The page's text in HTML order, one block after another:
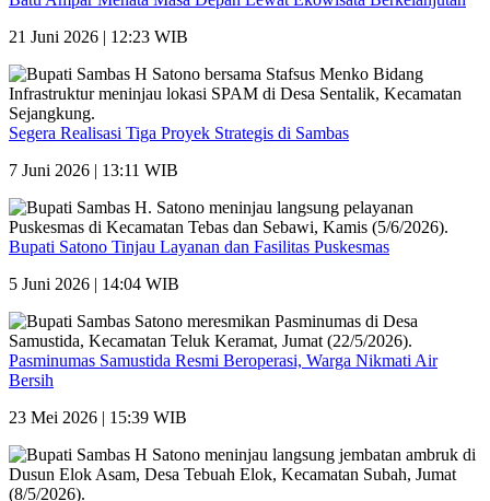
21 Juni 2026 | 12:23 WIB
Segera Realisasi Tiga Proyek Strategis di Sambas
7 Juni 2026 | 13:11 WIB
Bupati Satono Tinjau Layanan dan Fasilitas Puskesmas
5 Juni 2026 | 14:04 WIB
Pasminumas Samustida Resmi Beroperasi, Warga Nikmati Air
Bersih
23 Mei 2026 | 15:39 WIB